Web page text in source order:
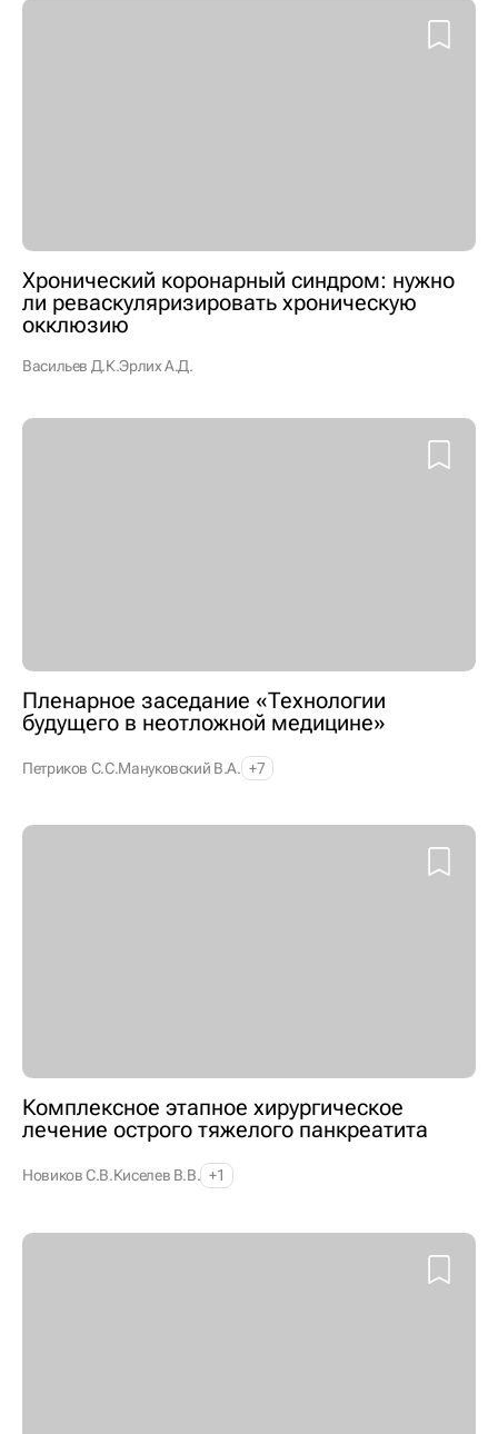
Хронический коронарный синдром: нужно
ли реваскуляризировать хроническую
окклюзию
Васильев Д.К.Эрлих А.Д.
Пленарное заседание «Технологии
будущего в неотложной медицине»
Петриков С.С.Мануковский В.А. +7
Комплексное этапное хирургическое
лечение острого тяжелого панкреатита
Новиков С.В.Киселев В.В. +1